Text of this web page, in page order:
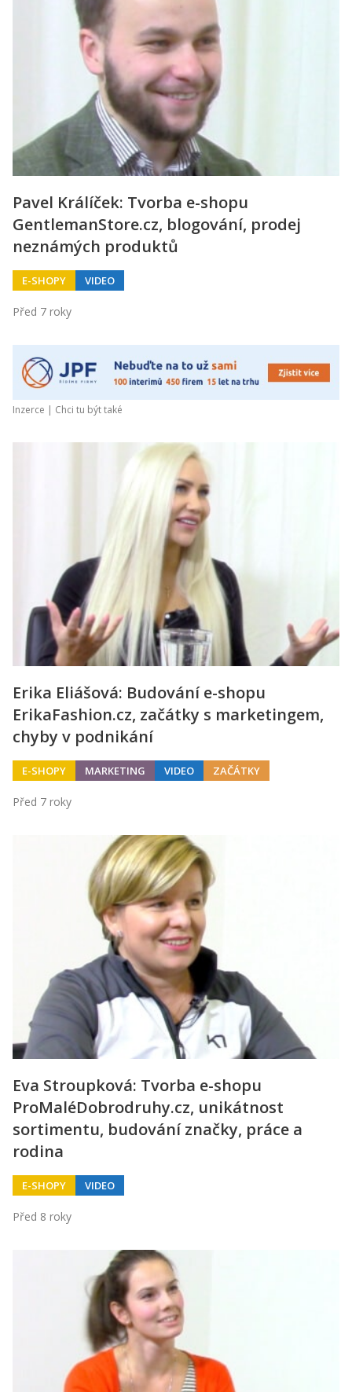
Pavel Králíček: Tvorba e-shopu
GentlemanStore.cz, blogování, prodej
neznámých produktů
E-SHOPY VIDEO
Před 7 roky
Inzerce | Chci tu být také
Erika Eliášová: Budování e-shopu
ErikaFashion.cz, začátky s marketingem,
chyby v podnikání
E-SHOPY MARKETING VIDEO ZAČÁTKY
Před 7 roky
Eva Stroupková: Tvorba e-shopu
ProMaléDobrodruhy.cz, unikátnost
sortimentu, budování značky, práce a
rodina
E-SHOPY VIDEO
Před 8 roky